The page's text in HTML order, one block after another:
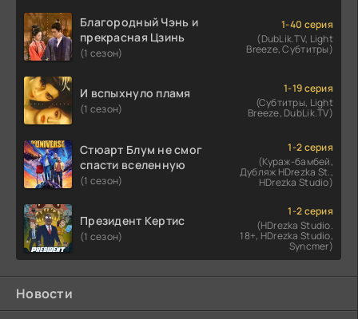
Благородный Чэнь и
прекрасная Цзинь
(1 сезон)
1-40 серия
(DubLik.TV, Light
Breeze, Субтитры)
И вспыхнуло пламя
(1 сезон)
1-19 серия
(Субтитры, Light
Breeze, DubLik.TV)
Стюарт Блум не смог
спасти вселенную
(1 сезон)
1-2 серия
(Кураж-бамбей,
Дубляж HDrezka St.,
HDrezka Studio)
Президент Кертис
(1 сезон)
1-2 серия
(HDrezka Studio.
18+, HDrezka Studio,
Syncmer)
Новости